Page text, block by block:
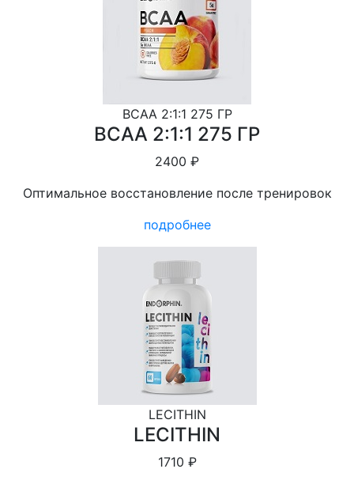
BCAA 2:1:1 275 ГР
BCAA 2:1:1 275 ГР
2400 ₽
Оптимальное восстановление после тренировок
подробнее
LECITHIN
LECITHIN
1710 ₽